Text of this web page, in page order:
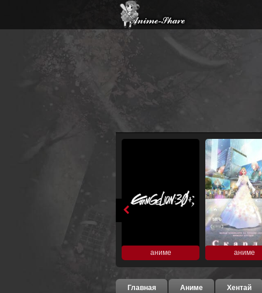
аниме аниме
Главная Аниме Хентай